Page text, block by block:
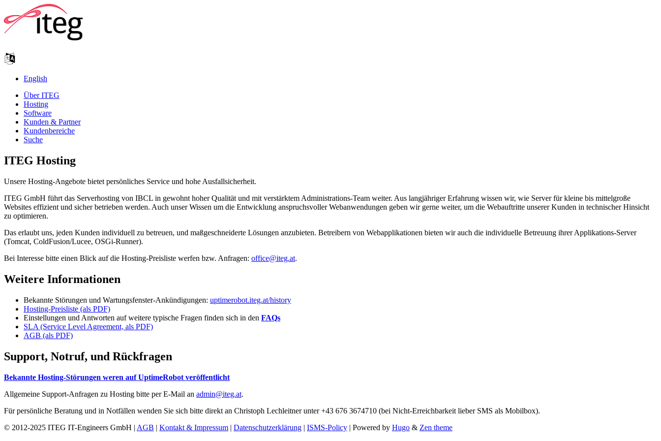
English
Über ITEG
Hosting
Software
Kunden & Partner
Kundenbereiche
Suche
ITEG Hosting
Unsere Hosting-Angebote bietet persönliches Service und hohe Ausfallsicherheit.
ITEG GmbH führt das Serverhosting von IBCL in gewohnt hoher Qualität und mit verstärktem Administrations-Team weiter. Aus langjähriger Erfahrung wissen wir, wie Server für kleine bis mittelgroße
Websites effizient und sicher betrieben werden. Auch unser Wissen um die Entwicklung anspruchsvoller Webanwendungen geben wir gerne weiter, um die Webauftritte unserer Kunden in technischer Hinsicht
zu optimieren.
Das erlaubt uns, jeden Kunden individuell zu betreuen, und maßgeschneiderte Lösungen anzubieten. Betreibern von Webapplikationen bieten wir auch die individuelle Betreuung ihrer Applikations-Server
(Tomcat, ColdFusion/Lucee, OSGi-Runner).
Bei Interesse bitte einen Blick auf die Hosting-Preisliste werfen bzw. Anfragen: office@iteg.at.
Weitere Informationen
Bekannte Störungen und Wartungsfenster-Ankündigungen: uptimerobot.iteg.at/history
Hosting-Preisliste (als PDF)
Einstellungen und Antworten auf weitere typische Fragen finden sich in den FAQs
SLA (Service Level Agreement, als PDF)
AGB (als PDF)
Support, Notruf, und Rückfragen
Bekannte Hosting-Störungen weren auf UptimeRobot veröffentlicht
Allgemeine Support-Anfragen zu Hosting bitte per E-Mail an admin@iteg.at.
Für persönliche Beratung und in Notfällen wenden Sie sich bitte direkt an Christoph Lechleitner unter +43 676 3674710 (bei Nicht-Erreichbarkeit lieber SMS als Mobilbox).
© 2012-2025 ITEG IT-Engineers GmbH | AGB | Kontakt & Impressum | Datenschutzerklärung | ISMS-Policy | Powered by Hugo & Zen theme